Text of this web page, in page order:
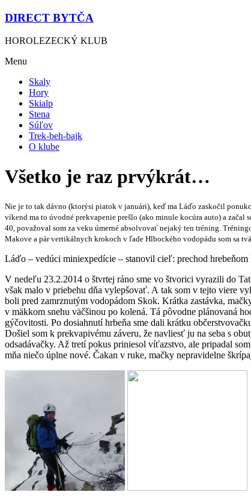
DIRECT BYTČA
HOROLEZECKÝ KLUB
Menu
Skaly
Hory
Skialp
Stena
Súľov
Trek-beh-bajk
O klube
Všetko je raz prvýkrát…
Nie je to tak dávno (ktorýsi piatok v januári), keď ma Láďo zaskočil
víkend ma to úvodné prekvapenie prešlo (ako minule kocúra auto) a
40, považoval som za veku úmerné absolvovať nejaký ten tréning.
Makove a pár vertikálnych krokoch v ľade Hlbockého vodopádu som sa
Láďo – vedúci miniexpedície – stanovil cieľ: prechod hrebeňom
V nedeľu 23.2.2014 o štvrtej ráno sme vo štvorici vyrazili do
však malo v priebehu dňa vylepšovať. A tak som v tejto viere
boli pred zamrznutým vodopádom Skok. Krátka zastávka,
v mäkkom snehu väčšinou po kolená. Tá pôvodne plánovaná
gýčovitosti. Po dosiahnutí hrbeňa sme dali krátku
Došiel som k prekvapivému záveru, že navliesť ju na seba s
odsadávačky. Až tretí pokus priniesol víťazstvo, ale pripadal
mňa niečo úplne nové. Čakan v ruke, mačky nepravidelne